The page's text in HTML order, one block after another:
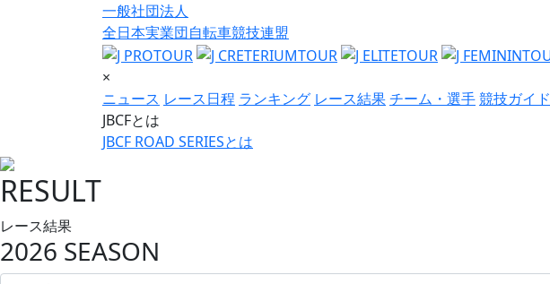
一般社団法人
全日本実業団自転車競技連盟
×
ニュース レース日程 ランキング レース結果チーム・選手競技ガイド
JBCFとは
JBCF ROAD SERIESとは
RESULT
レース結果
2026 SEASON